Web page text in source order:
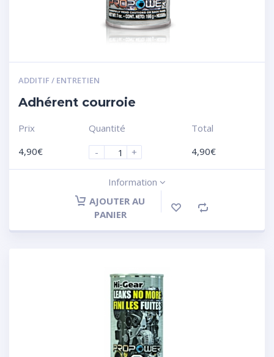
ADDITIF / ENTRETIEN
Adhérent courroie
Prix
4,90€
Quantité
-
+
Total
4,90€
Information
AJOUTER AU
PANIER